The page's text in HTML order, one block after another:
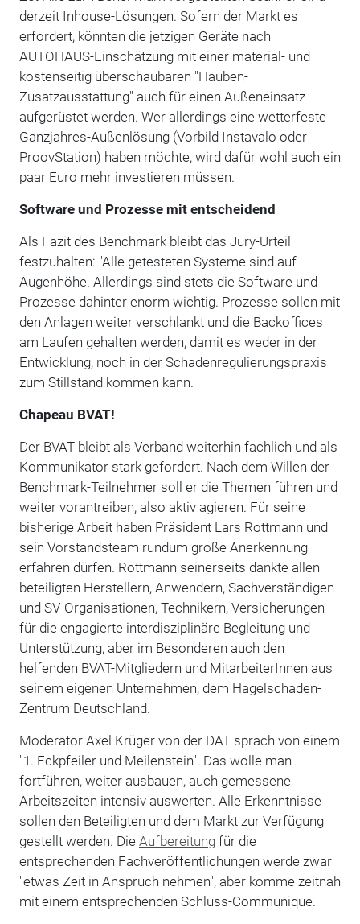
derzeit Inhouse-Lösungen. Sofern der Markt es
erfordert, könnten die jetzigen Geräte nach
AUTOHAUS-Einschätzung mit einer material- und
kostenseitig überschaubaren "Hauben-
Zusatzausstattung" auch für einen Außeneinsatz
aufgerüstet werden. Wer allerdings eine wetterfeste
Ganzjahres-Außenlösung (Vorbild Instavalo oder
ProovStation) haben möchte, wird dafür wohl auch ein
paar Euro mehr investieren müssen.
Software und Prozesse mit entscheidend
Als Fazit des Benchmark bleibt das Jury-Urteil
festzuhalten: "Alle getesteten Systeme sind auf
Augenhöhe. Allerdings sind stets die Software und
Prozesse dahinter enorm wichtig. Prozesse sollen mit
den Anlagen weiter verschlankt und die Backoffices
am Laufen gehalten werden, damit es weder in der
Entwicklung, noch in der Schadenregulierungspraxis
zum Stillstand kommen kann.
Chapeau BVAT!
Der BVAT bleibt als Verband weiterhin fachlich und als
Kommunikator stark gefordert. Nach dem Willen der
Benchmark-Teilnehmer soll er die Themen führen und
weiter vorantreiben, also aktiv agieren. Für seine
bisherige Arbeit haben Präsident Lars Rottmann und
sein Vorstandsteam rundum große Anerkennung
erfahren dürfen. Rottmann seinerseits dankte allen
beteiligten Herstellern, Anwendern, Sachverständigen
und SV-Organisationen, Technikern, Versicherungen
für die engagierte interdisziplinäre Begleitung und
Unterstützung, aber im Besonderen auch den
helfenden BVAT-Mitgliedern und MitarbeiterInnen aus
seinem eigenen Unternehmen, dem Hagelschaden-
Zentrum Deutschland.
Moderator Axel Krüger von der DAT sprach von einem
"1. Eckpfeiler und Meilenstein". Das wolle man
fortführen, weiter ausbauen, auch gemessene
Arbeitszeiten intensiv auswerten. Alle Erkenntnisse
sollen den Beteiligten und dem Markt zur Verfügung
gestellt werden. Die Aufbereitungfür die
entsprechenden Fachveröffentlichungen werde zwar
"etwas Zeit in Anspruch nehmen", aber komme zeitnah
mit einem entsprechenden Schluss-Communique.